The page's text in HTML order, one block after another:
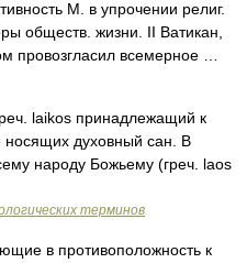
М. в упрочении религ.
обществ. жизни. II Ватикан,
провозгласил всемерное …
laikos принадлежащий к
духовный сан. В
народу Божьему (греч. laos
терминов
в противоположность к